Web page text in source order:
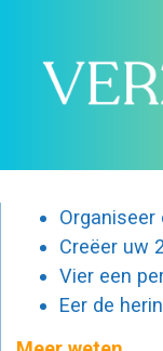
Organiseer
Creëer uw
Vier een
Eer de